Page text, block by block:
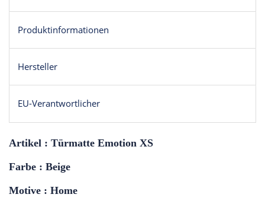
Produktinformationen
Hersteller
EU-Verantwortlicher
Artikel : Türmatte Emotion XS
Farbe : Beige
Motive : Home